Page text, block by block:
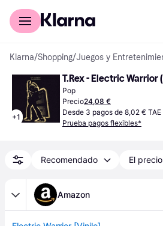
Comprar con Klarna
Klarna/Shopping/Juegos y
+1
T.Rex - Electric Warrior
Pop
Precio24,08 €
Desde 3 pagos de 8,02 €
Prueba pagos flexibles*
Recomendado El
Amazon